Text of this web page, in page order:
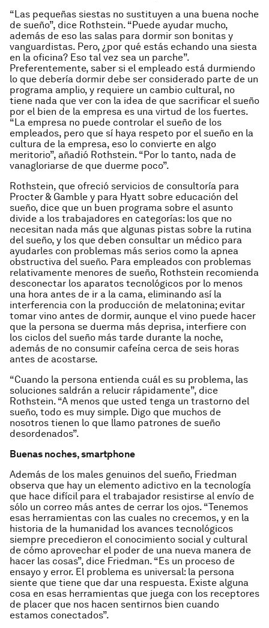
“Las pequeñas siestas no sustituyen a una buena noche
de sueño”, dice Rothstein. “Puede ayudar mucho,
además de eso las salas para dormir son bonitas y
vanguardistas. Pero, ¿por qué estás echando una siesta
en la oficina? Eso tal vez sea un parche”.
Preferentemente, saber si el empleado está durmiendo
lo que debería dormir debe ser considerado parte de un
programa amplio, y requiere un cambio cultural, no
tiene nada que ver con la idea de que sacrificar el sueño
por el bien de la empresa es una virtud de los fuertes.
“La empresa no puede controlar el sueño de los
empleados, pero que sí haya respeto por el sueño en la
cultura de la empresa, eso lo convierte en algo
meritorio”, añadió Rothstein. “Por lo tanto, nada de
vanagloriarse de que duerme poco”.
Rothstein, que ofreció servicios de consultoría para
Procter & Gamble y para Hyatt sobre educación del
sueño, dice que un buen programa sobre el asunto
divide a los trabajadores en categorías: los que no
necesitan nada más que algunas pistas sobre la rutina
del sueño, y los que deben consultar un médico para
ayudarles con problemas más serios como la apnea
obstructiva del sueño. Para empleados con problemas
relativamente menores de sueño, Rothstein recomienda
desconectar los aparatos tecnológicos por lo menos
una hora antes de ir a la cama, eliminando así la
interferencia con la producción de melatonina; evitar
tomar vino antes de dormir, aunque el vino puede hacer
que la persona se duerma más deprisa, interfiere con
los ciclos del sueño más tarde durante la noche,
además de no consumir cafeína cerca de seis horas
antes de acostarse.
“Cuando la persona entienda cuál es su problema, las
soluciones saldrán a relucir rápidamente”, dice
Rothstein. “A menos que usted tenga un trastorno del
sueño, todo es muy simple. Digo que muchos de
nosotros tienen lo que llamo patrones de sueño
desordenados”.
Buenas noches, smartphone
Además de los males genuinos del sueño, Friedman
observa que hay un elemento adictivo en la tecnología
que hace difícil para el trabajador resistirse al envío de
sólo un correo más antes de cerrar los ojos. “Tenemos
esas herramientas con las cuales no crecemos, y en la
historia de la humanidad los avances tecnológicos
siempre precedieron el conocimiento social y cultural
de cómo aprovechar el poder de una nueva manera de
hacer las cosas”, dice Friedman. “Es un proceso de
ensayo y error. El problema es universal: la persona
siente que tiene que dar una respuesta. Existe alguna
cosa en esas herramientas que juega con los receptores
de placer que nos hacen sentirnos bien cuando
estamos conectados”.